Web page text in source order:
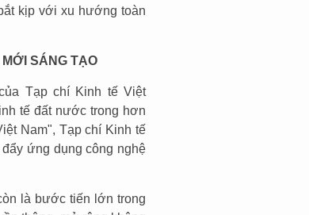
kịp với xu hướng toàn
SÁNG TẠO
Tạp chí Kinh tế Việt
tế đất nước trong hơn
Nam", Tạp chí Kinh tế
ứng dụng công nghệ
là bước tiến lớn trong